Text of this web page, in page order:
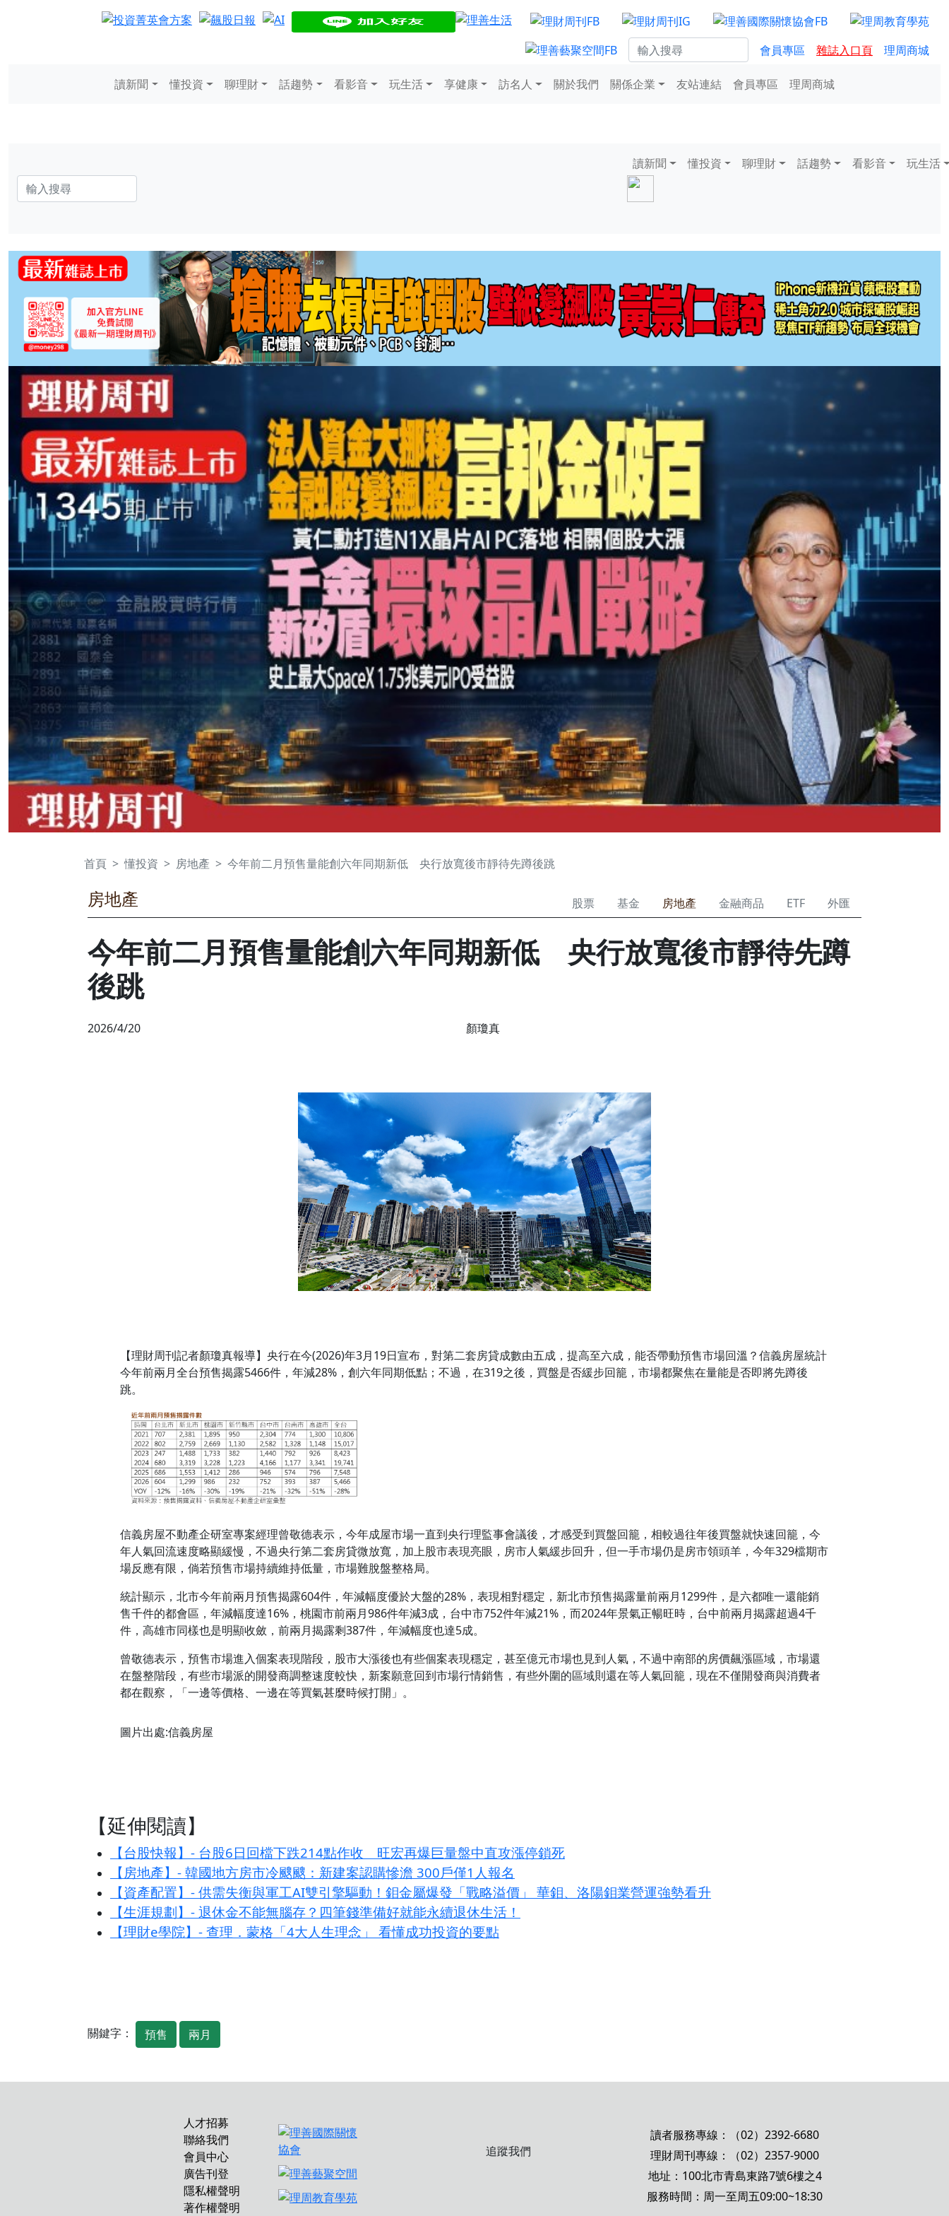
會員專區 雜誌入口頁 理周商城
讀新聞 懂投資 聊理財 話趨勢 看影音 玩生活 享健康 訪名人 關於我們 關係企業 友站連結 會員專區 理周商城
讀新聞 懂投資 聊理財 話趨勢 看影音 玩生活
首頁 懂投資 房地產 今年前二月預售量能創六年同期新低 央行放寬後市靜待先蹲後跳
房地產 股票 基金 房地產 金融商品 ETF 外匯
今年前二月預售量能創六年同期新低 央行放寬後市靜待先蹲
後跳
2026/4/20 顏瓊真
【理財周刊記者顏瓊真報導】央行在今(2026)年3月19日宣布，對第二套房貸成數由五成，提高至六成，能否帶動預售市場回溫？信義房屋統計
今年前兩月全台預售揭露5466件，年減28%，創六年同期低點；不過，在319之後，買盤是否緩步回籠，市場都聚焦在量能是否即將先蹲後
跳。
信義房屋不動產企研室專案經理曾敬德表示，今年成屋市場一直到央行理監事會議後，才感受到買盤回籠，相較過往年後買盤就快速回籠，今
年人氣回流速度略顯緩慢，不過央行第二套房貸微放寬，加上股市表現亮眼，房市人氣緩步回升，但一手市場仍是房市領頭羊，今年329檔期市
場反應有限，倘若預售市場持續維持低量，市場難脫盤整格局。
統計顯示，北市今年前兩月預售揭露604件，年減幅度優於大盤的28%，表現相對穩定，新北市預售揭露量前兩月1299件，是六都唯一還能銷
售千件的都會區，年減幅度達16%，桃園市前兩月986件年減3成，台中市752件年減21%，而2024年景氣正暢旺時，台中前兩月揭露超過4千
件，高雄市同樣也是明顯收斂，前兩月揭露剩387件，年減幅度也達5成。
曾敬德表示，預售市場進入個案表現階段，股市大漲後也有些個案表現穩定，甚至億元市場也見到人氣，不過中南部的房價飆漲區域，市場還
在盤整階段，有些市場派的開發商調整速度較快，新案願意回到市場行情銷售，有些外圍的區域則還在等人氣回籠，現在不僅開發商與消費者
都在觀察，「一邊等價格、一邊在等買氣甚麼時候打開」。
圖片出處:信義房屋
【延伸閱讀】
【台股快報】- 台股6日回檔下跌214點作收 旺宏再爆巨量盤中直攻漲停鎖死
【房地產】- 韓國地方房市冷颼颼：新建案認購慘澹 300戶僅1人報名
【資產配置】- 供需失衡與軍工AI雙引擎驅動！鉬金屬爆發「戰略溢價」 華鉬、洛陽鉬業營運強勢看升
【生涯規劃】- 退休金不能無腦存？四筆錢準備好就能永續退休生活！
【理財e學院】- 查理．蒙格「4大人生理念」 看懂成功投資的要點
關鍵字： 預售 兩月
人才招募
聯絡我們
會員中心
廣告刊登
隱私權聲明
著作權聲明
追蹤我們
讀者服務專線：（02）2392-6680
理財周刊專線：（02）2357-9000
地址：100北市青島東路7號6樓之4
服務時間：周一至周五09:00~18:30